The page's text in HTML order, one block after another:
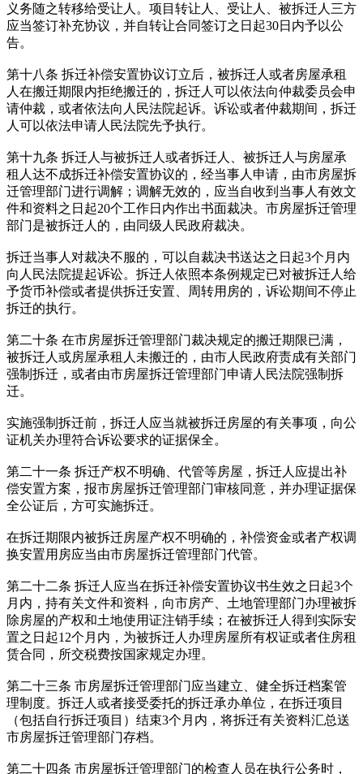
义务随之转移给受让人。项目转让人、受让人、被拆迁人三方
应当签订补充协议，并自转让合同签订之日起30日内予以公
告。
第十八条 拆迁补偿安置协议订立后，被拆迁人或者房屋承租
人在搬迁期限内拒绝搬迁的，拆迁人可以依法向仲裁委员会申
请仲裁，或者依法向人民法院起诉。诉讼或者仲裁期间，拆迁
人可以依法申请人民法院先予执行。
第十九条 拆迁人与被拆迁人或者拆迁人、被拆迁人与房屋承
租人达不成拆迁补偿安置协议的，经当事人申请，由市房屋拆
迁管理部门进行调解；调解无效的，应当自收到当事人有效文
件和资料之日起20个工作日内作出书面裁决。市房屋拆迁管理
部门是被拆迁人的，由同级人民政府裁决。
拆迁当事人对裁决不服的，可以自裁决书送达之日起3个月内
向人民法院提起诉讼。拆迁人依照本条例规定已对被拆迁人给
予货币补偿或者提供拆迁安置、周转用房的，诉讼期间不停止
拆迁的执行。
第二十条 在市房屋拆迁管理部门裁决规定的搬迁期限已满，
被拆迁人或房屋承租人未搬迁的，由市人民政府责成有关部门
强制拆迁，或者由市房屋拆迁管理部门申请人民法院强制拆
迁。
实施强制拆迁前，拆迁人应当就被拆迁房屋的有关事项，向公
证机关办理符合诉讼要求的证据保全。
第二十一条 拆迁产权不明确、代管等房屋，拆迁人应提出补
偿安置方案，报市房屋拆迁管理部门审核同意，并办理证据保
全公证后，方可实施拆迁。
在拆迁期限内被拆迁房屋产权不明确的，补偿资金或者产权调
换安置用房应当由市房屋拆迁管理部门代管。
第二十二条 拆迁人应当在拆迁补偿安置协议书生效之日起3个
月内，持有关文件和资料，向市房产、土地管理部门办理被拆
除房屋的产权和土地使用证注销手续；在被拆迁人得到实际安
置之日起12个月内，为被拆迁人办理房屋所有权证或者住房租
赁合同，所交税费按国家规定办理。
第二十三条 市房屋拆迁管理部门应当建立、健全拆迁档案管
理制度。拆迁人或者接受委托的拆迁承办单位，在拆迁项目
（包括自行拆迁项目）结束3个月内，将拆迁有关资料汇总送
市房屋拆迁管理部门存档。
第二十四条 市房屋拆迁管理部门的检查人员在执行公务时，